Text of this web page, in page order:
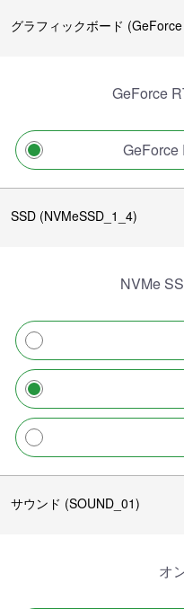
グラフィックボード
GeForce
GeForce
SSD (NVMeSSD_1_4)
NVMe
サウンド (SOUND_01)
オ